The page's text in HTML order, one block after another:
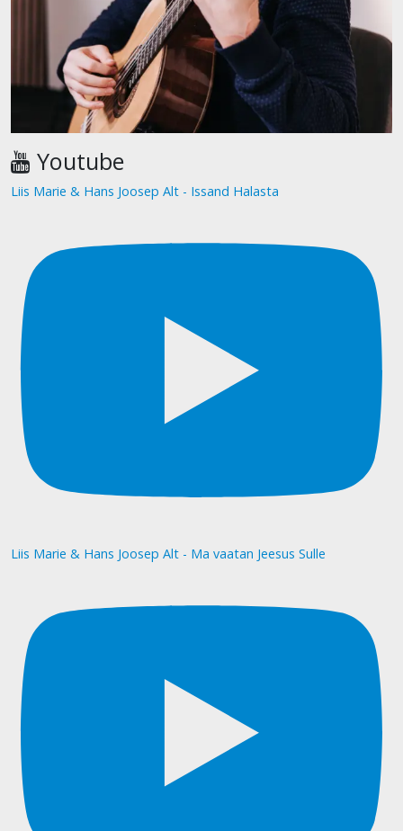
Youtube
Liis Marie & Hans Joosep Alt - Issand Halasta
Liis Marie & Hans Joosep Alt - Ma vaatan Jeesus Sulle